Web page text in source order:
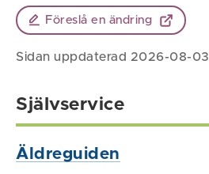
Föreslå en ändring
Sidan uppdaterad 2026-08-03
Självservice
Äldreguiden